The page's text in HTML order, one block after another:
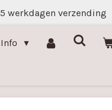
werkdagen verzending
Info